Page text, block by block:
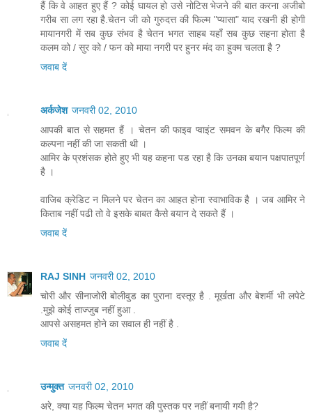
हैं कि वे आहत हुए हैं ? कोई घायल हो उसे नोटिस भेजने की बात करना अजीबो
गरीब सा लग रहा है.चेतन जी को गुरुदत्त की फिल्म "प्यासा" याद रखनी ही होगी
मायानगरी में सब कुछ संभव है चेतन भगत साहब यहाँ सब कुछ सहना होता है
कलम को / सुर को / फन को माया नगरी पर हुनर मंद का हुक्म चलता है ?
जवाब दें
अर्कजेश जनवरी 02, 2010
आपकी बात से सहमत हैं । चेतन की फाइव प्‍वाइंट समवन के बगैर फिल्‍म की
कल्‍पना नहीं की जा सकती थी ।
आमिर के प्रशंसक होते हुए भी यह कहना पड रहा है कि उनका बयान पक्षपातपूर्ण
है ।
वाजिब क्रेडिट न मिलने पर चेतन का आहत होना स्‍वाभाविक है । जब आमिर ने
किताब नहीं पढी तो वे इसके बाबत कैसे बयान दे सकते हैं ।
जवाब दें
RAJ SINH जनवरी 02, 2010
चोरी और सीनाजोरी बोलीवुड का पुराना दस्तूर है . मूर्खता और बेशर्मी भी लपेटे
.मुझे कोई ताज्जुब नहीं हुआ .
आपसे असहमत होने का सवाल ही नहीं है .
जवाब दें
उन्मुक्त जनवरी 02, 2010
अरे, क्या यह फिल्म चेतन भगत की पुस्तक पर नहीं बनायी गयी है?